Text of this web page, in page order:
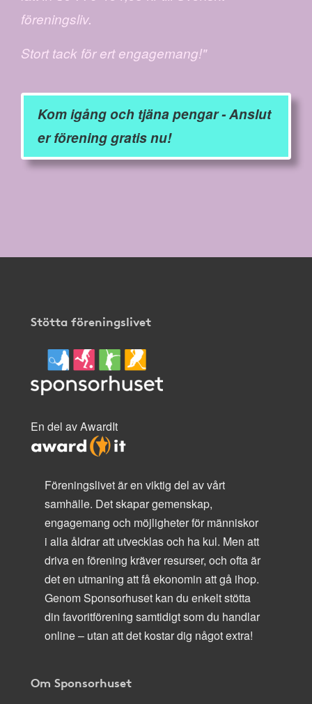
föreningsliv.
Stort tack för ert engagemang!"
Kom igång och tjäna pengar - Anslut
er förening gratis nu!
Stötta föreningslivet
En del av AwardIt
Föreningslivet är en viktig del av vårt
samhälle. Det skapar gemenskap,
engagemang och möjligheter för människor
i alla åldrar att utvecklas och ha kul. Men att
driva en förening kräver resurser, och ofta är
det en utmaning att få ekonomin att gå ihop.
Genom Sponsorhuset kan du enkelt stötta
din favoritförening samtidigt som du handlar
online – utan att det kostar dig något extra!
Om Sponsorhuset